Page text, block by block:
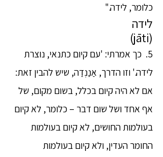
כלומר, לידה."
לידה
(jāti)
5. כך אמרתי: 'עם קיום כתנאי, נוצרת
לידה.' וזו הדרך, אַנַנְדַה, שיש להבין זאת:
אם לא היה קיום בכלל, בשום מקום, של
אף אחד ושל שום דבר – כלומר, לא קיום
בעולמות החושים, לא קיום בעולמות
החומר העדין, ולא קיום בעולמות